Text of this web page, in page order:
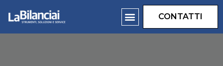
CONTATTI